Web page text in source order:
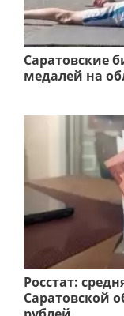
Саратовские
медалей на
Росстат:
Саратовской